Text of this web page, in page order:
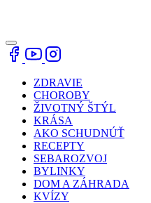
ZDRAVIE
CHOROBY
ŽIVOTNÝ ŠTÝL
KRÁSA
AKO SCHUDNÚŤ
RECEPTY
SEBAROZVOJ
BYLINKY
DOM A ZÁHRADA
KVÍZY